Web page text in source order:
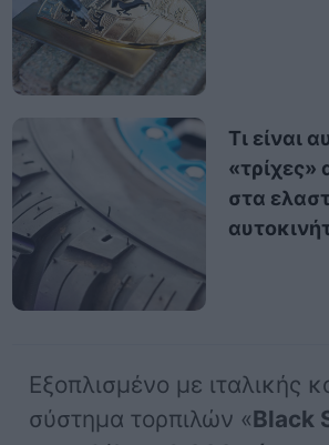
Τι είναι
στα
Εξοπλισμένο με ιταλικής
σύστημα τορπιλών «Black